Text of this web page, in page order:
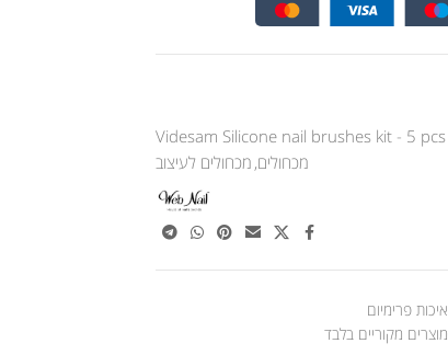
Videsam Silicone nail brushes kit - 5 pcs
מכחולים, מכחולים לעיצוב
איכות פרימיום
מוצרים מקוריים בלבד